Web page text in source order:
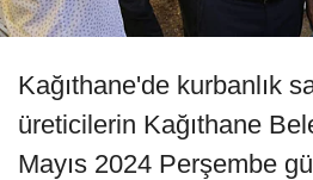
Kağıthane'de kurbanlık
üreticilerin Kağıthane
Mayıs 2024 Perşembe